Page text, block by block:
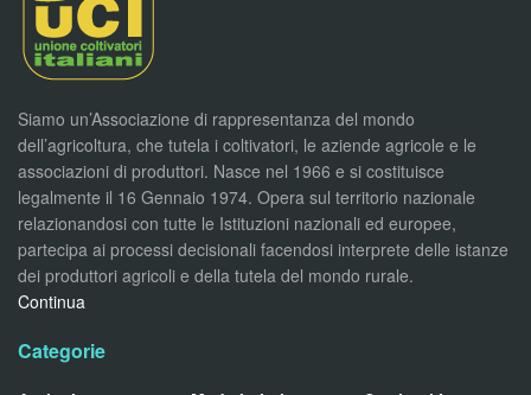
Siamo un’Associazione di rappresentanza del mondo
dell’agricoltura, che tutela i coltivatori, le aziende agricole e le
associazioni di produttori. Nasce nel 1966 e si costituisce
legalmente il 16 Gennaio 1974. Opera sul territorio nazionale
relazionandosi con tutte le Istituzioni nazionali ed europee,
partecipa ai processi decisionali facendosi interprete delle istanze
dei produttori agricoli e della tutela del mondo rurale.
Continua
Categorie